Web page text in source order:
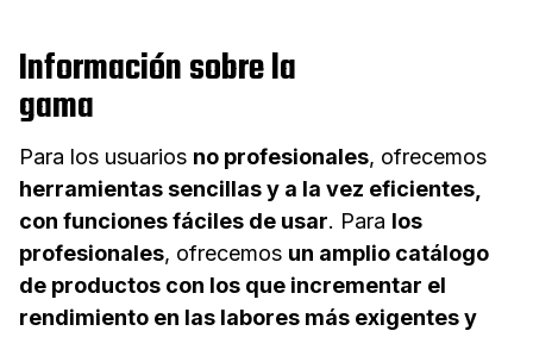
Información sobre la
gama
Para los usuarios no profesionales, ofrecemos
herramientas sencillas y a la vez eficientes,
con funciones fáciles de usar. Para los
profesionales, ofrecemos un amplio catálogo
de productos con los que incrementar el
rendimiento en las labores más exigentes y